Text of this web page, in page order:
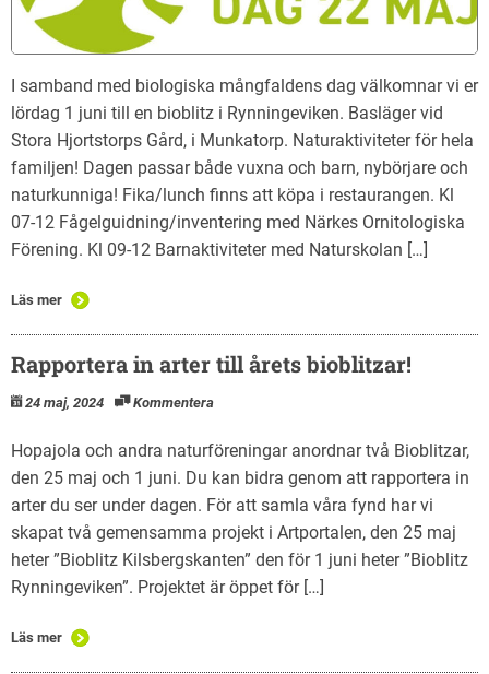
I samband med biologiska mångfaldens dag välkomnar vi er
lördag 1 juni till en bioblitz i Rynningeviken. Basläger vid
Stora Hjortstorps Gård, i Munkatorp. Naturaktiviteter för hela
familjen! Dagen passar både vuxna och barn, nybörjare och
naturkunniga! Fika/lunch finns att köpa i restaurangen. Kl
07-12 Fågelguidning/inventering med Närkes Ornitologiska
Förening. Kl 09-12 Barnaktiviteter med Naturskolan […]
Läs mer
Rapportera in arter till årets bioblitzar!
24 maj, 2024 Kommentera
Hopajola och andra naturföreningar anordnar två Bioblitzar,
den 25 maj och 1 juni. Du kan bidra genom att rapportera in
arter du ser under dagen. För att samla våra fynd har vi
skapat två gemensamma projekt i Artportalen, den 25 maj
heter ”Bioblitz Kilsbergskanten” den för 1 juni heter ”Bioblitz
Rynningeviken”. Projektet är öppet för […]
Läs mer